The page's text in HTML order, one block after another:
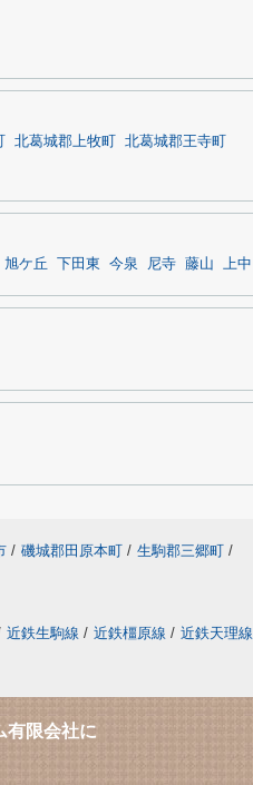
北葛城郡上牧町
北葛城郡王寺町
旭ケ丘 下田東 今泉 尼寺 藤山 上中
/ 磯城郡田原本町 / 生駒郡三郷町 /
近鉄生駒線 / 近鉄橿原線 / 近鉄天理線
有限会社に